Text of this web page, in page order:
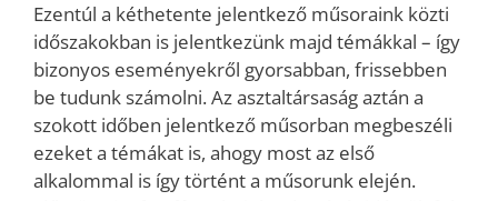
Ezentúl a kéthetente jelentkező műsoraink közti
időszakokban is jelentkezünk majd témákkal – így
bizonyos eseményekről gyorsabban, frissebben
be tudunk számolni. Az asztaltársaság aztán a
szokott időben jelentkező műsorban megbeszéli
ezeket a témákat is, ahogy most az első
alkalommal is így történt a műsorunk elején.